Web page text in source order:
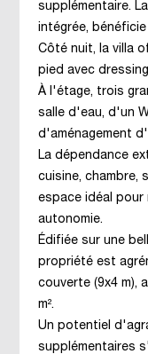
supplémentaire.
intégrée,
Côté nuit, la villa
pied avec
À l'étage, trois
salle d'eau, d'un
d'aménagement
La dépendance
cuisine, chambre,
espace idéal pour
autonomie.
Édifiée sur une
propriété est
couverte (9x4 m),
m².
Un potentiel
supplémentaires